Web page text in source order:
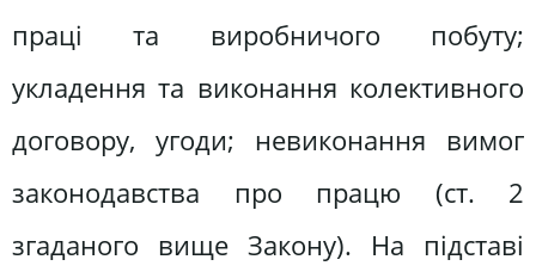
праці та виробничого побуту;
укладення та виконання колективного
договору, угоди; невиконання вимог
законодавства про працю (ст. 2
згаданого вище Закону). На підставі